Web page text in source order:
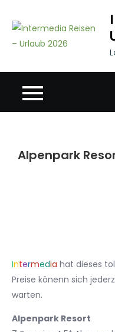
content
Alpenpark
Intermedia hat dieses
Preise könenn sich
warten.
Alpenpark Resort